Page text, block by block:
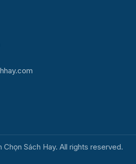
Sách Hay. All rights reserved.